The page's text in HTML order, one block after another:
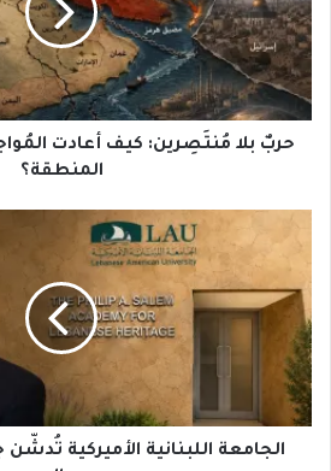
أعادت
المُواجهة
مع
إيران
تَشكيلَ
المنطقة؟
حربٌ بلا مُنتَصِرين: كيف أعادت
المنطقة؟
اللبنانية
الأميركية
تُدشّن
جناح
أكاديميا
فيليب
سالم
الجامعة اللبنانية الأميركية تُدشّن